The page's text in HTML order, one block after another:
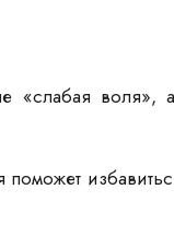
«слабая воля»,